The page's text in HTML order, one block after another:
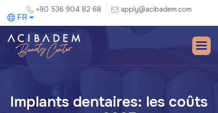
+90 536 904 82 68 apply@acibadem.com
FR
Implants dentaires: les coûts